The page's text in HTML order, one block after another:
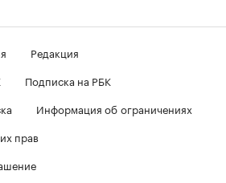
Редакция
Подписка на РБК
Информация об ограничениях
прав